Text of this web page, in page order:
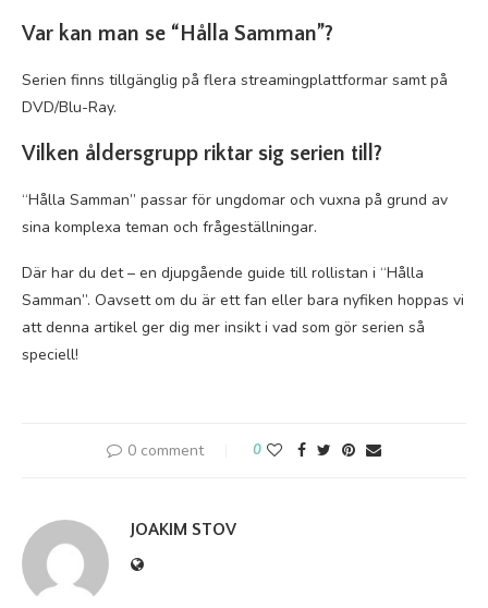
Var kan man se “Hålla Samman”?
Serien finns tillgänglig på flera streamingplattformar samt på
DVD/Blu-Ray.
Vilken åldersgrupp riktar sig serien till?
“Hålla Samman” passar för ungdomar och vuxna på grund av
sina komplexa teman och frågeställningar.
Där har du det – en djupgående guide till rollistan i “Hålla
Samman”. Oavsett om du är ett fan eller bara nyfiken hoppas vi
att denna artikel ger dig mer insikt i vad som gör serien så
speciell!
0 comment 0
JOAKIM STOV